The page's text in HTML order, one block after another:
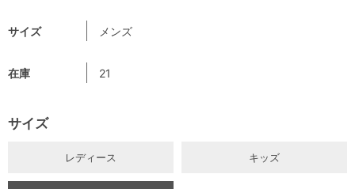
サイズ メンズ
在庫 21
サイズ
レディース キッズ